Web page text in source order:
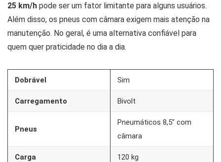
25 km/h pode ser um fator limitante para alguns usuários.
Além disso, os pneus com câmara exigem mais atenção na
manutenção. No geral, é uma alternativa confiável para
quem quer praticidade no dia a dia.
Dobrável Sim
Carregamento Bivolt
Pneus
Pneumáticos 8,5″ com
câmara
Carga 120 kg